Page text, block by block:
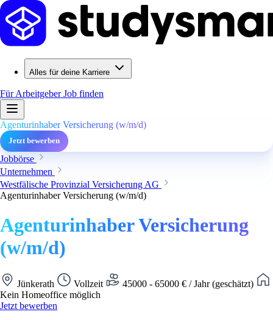
Alles für deine Karriere
Für ArbeitgeberJob finden
Agenturinhaber Versicherung (w/m/d)
Jetzt bewerben
Jobbörse
Unternehmen
Westfälische Provinzial Versicherung AG
Agenturinhaber Versicherung (w/m/d)
Agenturinhaber Versicherung
(w/m/d)
Jünkerath Vollzeit
45000 - 65000 € / Jahr (geschätzt)
Kein Homeoffice möglich
Jetzt bewerben